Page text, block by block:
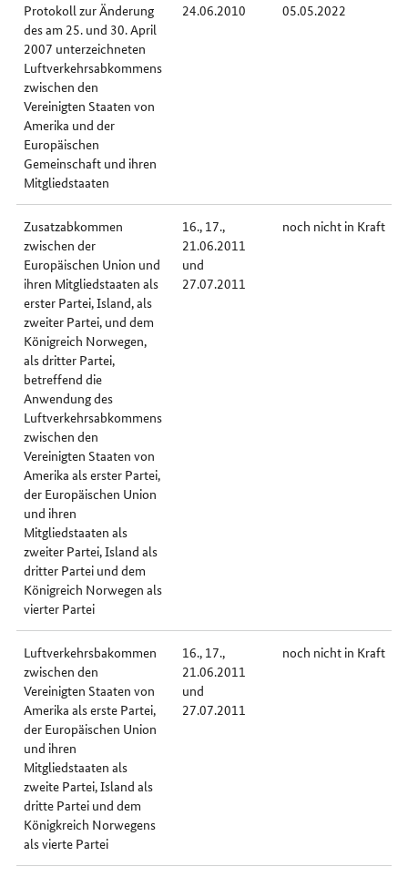
Protokoll zur Änderung
des am 25. und 30. April
2007 unterzeichneten
Luftverkehrsabkommens
zwischen den
Vereinigten Staaten von
Amerika und der
Europäischen
Gemeinschaft und ihren
Mitgliedstaaten
24.06.2010 05.05.2022
Zusatzabkommen
zwischen der
Europäischen Union und
ihren Mitgliedstaaten als
erster Partei, Island, als
zweiter Partei, und dem
Königreich Norwegen,
als dritter Partei,
betreffend die
Anwendung des
Luftverkehrsabkommens
zwischen den
Vereinigten Staaten von
Amerika als erster Partei,
der Europäischen Union
und ihren
Mitgliedstaaten als
zweiter Partei, Island als
dritter Partei und dem
Königreich Norwegen als
vierter Partei
16., 17.,
21.06.2011
und
27.07.2011
noch nicht in Kraft
Luftverkehrsbakommen
zwischen den
Vereinigten Staaten von
Amerika als erste Partei,
der Europäischen Union
und ihren
Mitgliedstaaten als
zweite Partei, Island als
dritte Partei und dem
Königkreich Norwegens
als vierte Partei
16., 17.,
21.06.2011
und
27.07.2011
noch nicht in Kraft